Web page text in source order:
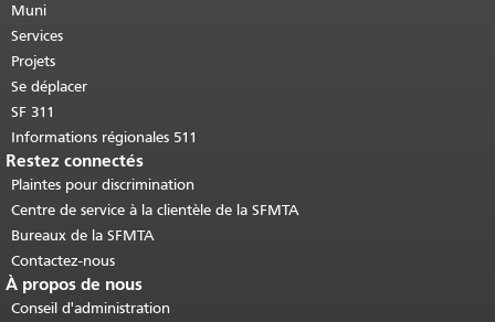
cette page se répète sur chaque page.
Retour au haut du contenu principal
Muni
Services
Projets
Se déplacer
SF 311
Informations régionales 511
Restez connectés
Plaintes pour discrimination
Centre de service à la clientèle de la SFMTA
Bureaux de la SFMTA
Contactez-nous
À propos de nous
Conseil d'administration